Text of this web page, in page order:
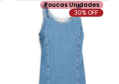
Poucas Unidades
30% OFF